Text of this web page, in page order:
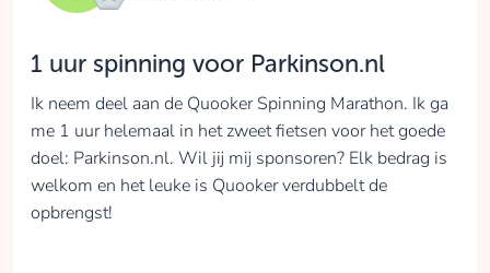
1 uur spinning voor Parkinson.nl
Ik neem deel aan de Quooker Spinning Marathon. Ik ga
me 1 uur helemaal in het zweet fietsen voor het goede
doel: Parkinson.nl. Wil jij mij sponsoren? Elk bedrag is
welkom en het leuke is Quooker verdubbelt de
opbrengst!